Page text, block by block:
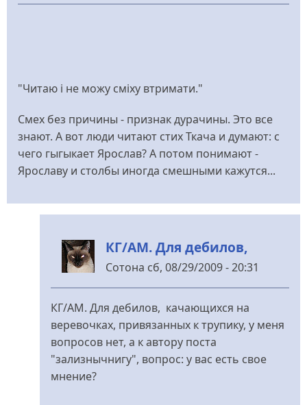
"Читаю і не можу сміху втримати."
Смех без причины - признак дурачины. Это все
знают. А вот люди читают стих Ткача и думают: с
чего гыгыкает Ярослав? А потом понимают -
Ярославу и столбы иногда смешными кажутся...
КГ/АМ. Для дебилов,
Сотона сб, 08/29/2009 - 20:31
У
відповідь
до
Ярослав70
смех
КГ/АМ. Для дебилов, качающихся на
веревочках, привязанных к трупику, у меня
вопросов нет, а к автору поста
"зализнычнигу", вопрос: у вас есть свое
мнение?